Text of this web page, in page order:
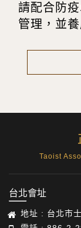
請配合防
管理，並
Taoist
台北會址
地址 : 台北市